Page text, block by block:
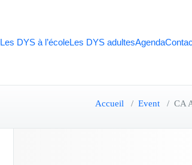
Les DYS à l’écoleLes DYS adultesAgenda
Accueil / Event / CA